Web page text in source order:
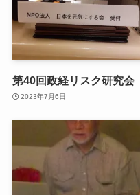
第40回政経リスク研究会
2023年7月6日